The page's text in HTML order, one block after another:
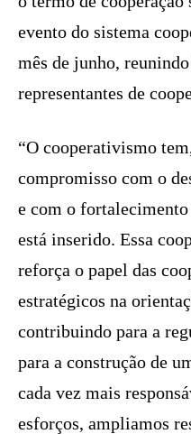
evento do sistema
mês de junho,
representantes de
“O cooperativismo
compromisso com o
e com o fortalecimento
está inserido. Essa
reforça o papel das
estratégicos na
contribuindo para a
para a construção de
cada vez mais
esforços, ampliamos